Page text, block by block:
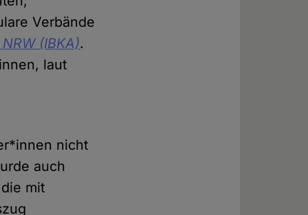
Verbände
(IBKA).
laut
nicht
auch
mit